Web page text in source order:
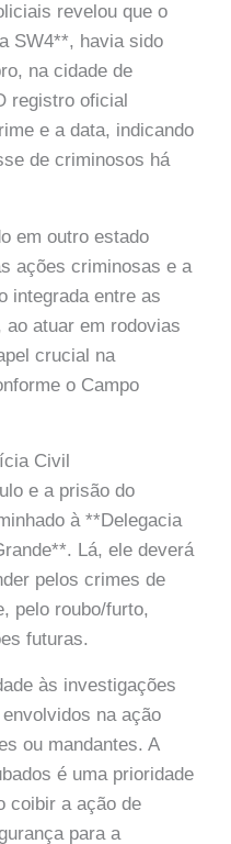
revelou que o
SW4**, havia sido
na cidade de
registro oficial
e a data, indicando
de criminosos há
em outro estado
ações criminosas e a
integrada entre as
ao atuar em rodovias
crucial na
o Campo
Civil
e a prisão do
à **Delegacia
Lá, ele deverá
pelos crimes de
pelo roubo/furto,
futuras.
às investigações
na ação
ou mandantes. A
é uma prioridade
coibir a ação de
para a